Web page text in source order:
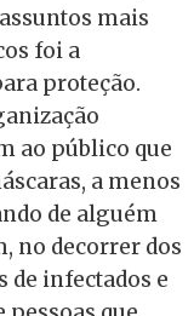
mais
foi a
proteção.
ao público que
a menos
de alguém
no decorrer dos
de infectados e